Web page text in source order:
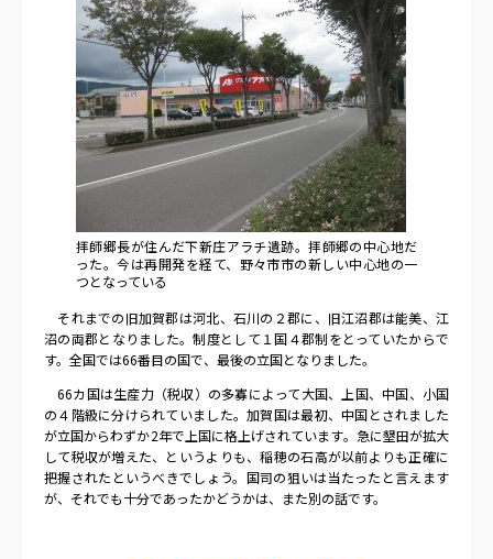
拝師郷長が住んだ下新庄アラチ遺跡。拝師郷の中心地だ
った。今は再開発を経て、野々市市の新しい中心地の一
つとなっている
それまでの旧加賀郡は河北、石川の２郡に、旧江沼郡は能美、江
沼の両郡となりました。制度として１国４郡制をとっていたからで
す。全国では66番目の国で、最後の立国となりました。
66カ国は生産力（税収）の多寡によって大国、上国、中国、小国
の４階級に分けられていました。加賀国は最初、中国とされました
が立国からわずか2年で上国に格上げされています。急に墾田が拡大
して税収が増えた、というよりも、稲穂の石高が以前よりも正確に
把握されたというべきでしょう。国司の狙いは当たったと言えます
が、それでも十分であったかどうかは、また別の話です。